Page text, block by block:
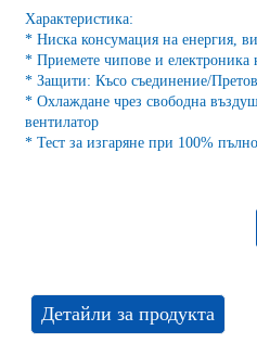
Характеристика:
* Ниска консумация на енергия,
* Приемете чипове и електроника
* Защити: Късо съединение/
* Охлаждане чрез свободна
вентилатор
* Тест за изгаряне при 100%
Детайли за продукта